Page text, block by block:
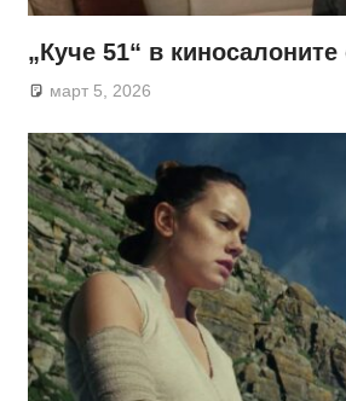
„Куче 51“ в
март 5, 2026